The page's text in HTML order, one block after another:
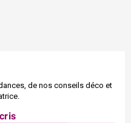
de nos conseils déco et